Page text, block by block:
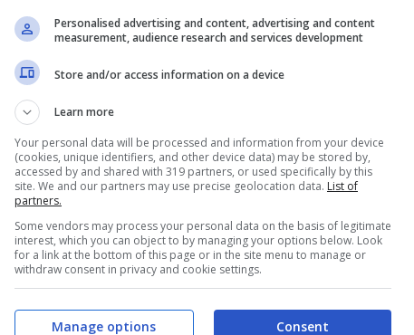
expedition
iconico
21 Febbraio 2026
la
più
T.M. Blue One: il
super yacht di
Personalised advertising and content, advertising and content
measurement, audience research and services development
Store and/or access information on a device
Learn more
Your personal data will be processed and information from your device
(cookies, unique identifiers, and other device data) may be stored by,
accessed by and shared with 319 partners, or used specifically by this
site. We and our partners may use precise geolocation data. List of
partners.
Some vendors may process your personal data on the basis of legitimate
interest, which you can object to by managing your options below. Look
for a link at the bottom of this page or in the site menu to manage or
withdraw consent in privacy and cookie settings.
Consent
Manage options